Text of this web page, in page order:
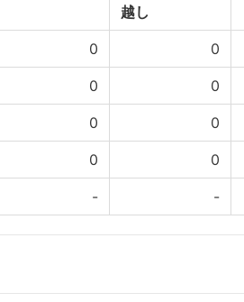
越し
0 0
0 0
0 0
0 0
- -